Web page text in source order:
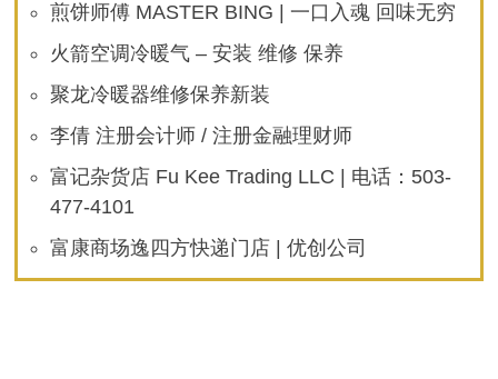
煎饼师傅 MASTER BING | 一口入魂 回味无穷
火箭空调冷暖气 – 安装 维修 保养
聚龙冷暖器维修保养新装
李倩 注册会计师 / 注册金融理财师
富记杂货店 Fu Kee Trading LLC | 电话：503-
477-4101
富康商场逸四方快递门店 | 优创公司